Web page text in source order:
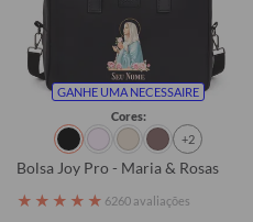
GANHE UMA NECESSAIRE
Cores:
+2
Bolsa Joy Pro - Maria & Rosas
★ ★ ★ ★ ★ 6260 avaliações